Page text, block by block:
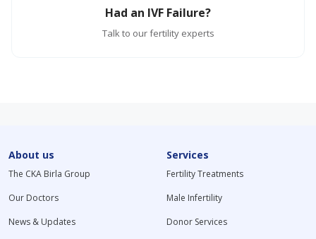
Had an IVF Failure?
Talk to our fertility experts
About us
The CKA Birla Group
Our Doctors
News & Updates
Services
Fertility Treatments
Male Infertility
Donor Services